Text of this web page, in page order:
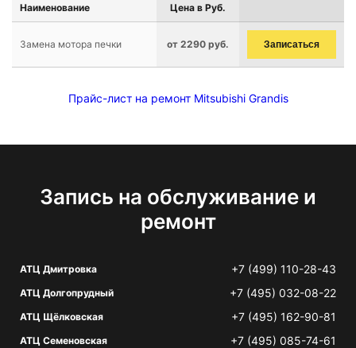
Наименование Цена в Руб.
Замена мотора печки от 2290 руб. Записаться
Прайс-лист на ремонт Mitsubishi Grandis
Запись на обслуживание и
ремонт
АТЦ Дмитровка +7 (499) 110-28-43
АТЦ Долгопрудный +7 (495) 032-08-22
АТЦ Щёлковская +7 (495) 162-90-81
АТЦ Семеновская +7 (495) 085-74-61